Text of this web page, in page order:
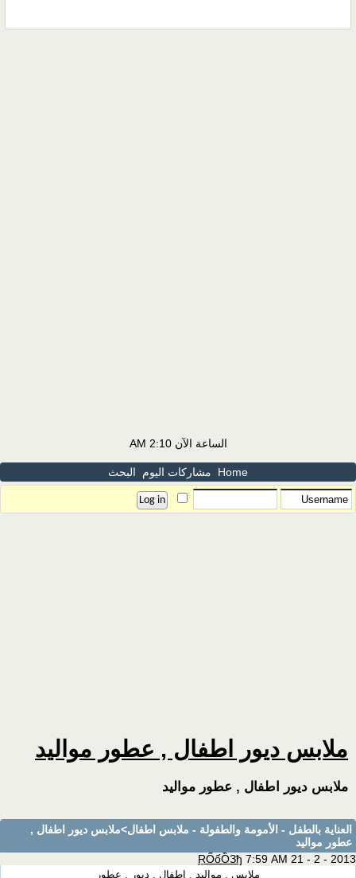
الساعة الآن2:10 AM
Home مشاركات اليوم البحث
ملابس ديور اطفال , عطور مواليد
ملابس ديور اطفال , عطور مواليد
العناية بالطفل - الأمومة والطفولة - ملابس اطفال>ملابس ديور اطفال ,
عطور مواليد
ŖỐốỒЗђ 7:59 AM 21 - 2 - 2013
ملابس , مواليد , اطفال , ديور , عطور